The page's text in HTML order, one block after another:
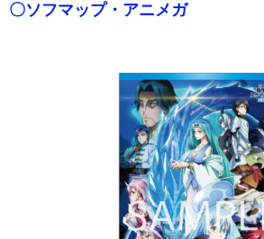
〇ソフマップ・アニメガ